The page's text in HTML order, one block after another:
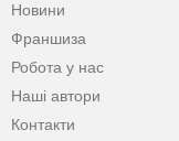
Новини
Франшиза
Робота у нас
Наші автори
Контакти